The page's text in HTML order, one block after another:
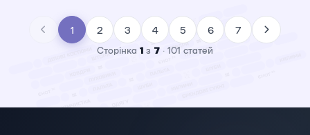
1 2 3 4 5 6 7
Сторінка 1 з 7 · 101 статей